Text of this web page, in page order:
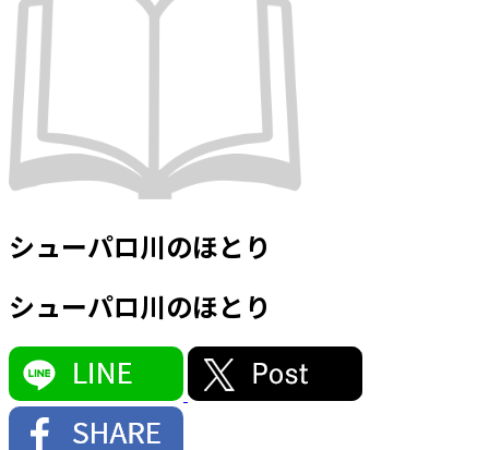
シューパロ川のほとり
シューパロ川のほとり